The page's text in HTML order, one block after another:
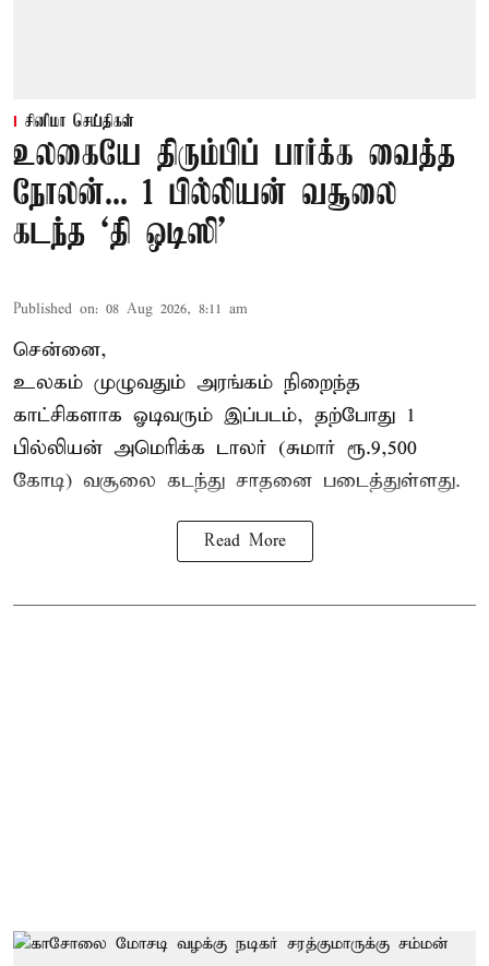
சினிமா செய்திகள்
உலகையே திரும்பிப் பார்க்க வைத்த
நோலன்... 1 பில்லியன் வசூலை
கடந்த ‘தி ஒடிஸி’
Published on: 08 Aug 2026, 8:11 am
சென்னை,
உலகம் முழுவதும் அரங்கம் நிறைந்த
காட்சிகளாக ஓடிவரும் இப்படம், தற்போது 1
பில்லியன் அமெரிக்க டாலர் (சுமார் ரூ.9,500
கோடி) வசூலை கடந்து சாதனை படைத்துள்ளது.
Read More